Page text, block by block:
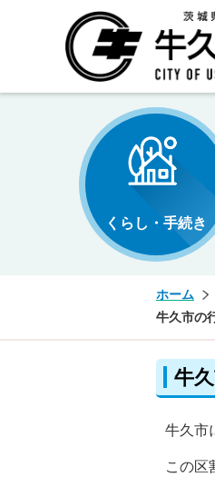
くらし・手続き
ホーム
牛久市の
牛
牛久市
この区